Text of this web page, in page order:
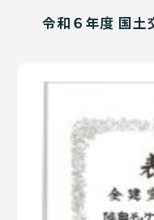
令和６年度 国土